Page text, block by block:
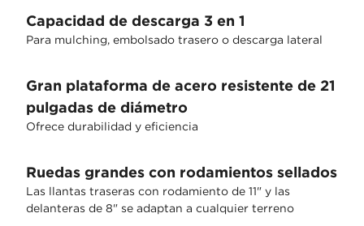
Capacidad de descarga 3 en 1
Para mulching, embolsado trasero o descarga lateral
Gran plataforma de acero resistente de 21
pulgadas de diámetro
Ofrece durabilidad y eficiencia
Ruedas grandes con rodamientos sellados
Las llantas traseras con rodamiento de 11" y las
delanteras de 8" se adaptan a cualquier terreno